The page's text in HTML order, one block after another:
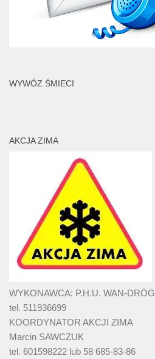
WYWÓZ ŚMIECI
AKCJA ZIMA
WYKONAWCA: P.H.U. WAN-DRÓG
tel. 511936699
KOORDYNATOR AKCJI ZIMA
Marcin SAWCZUK
tel. 601598222 lub 58 685-83-86